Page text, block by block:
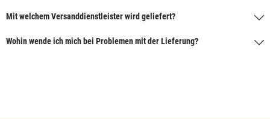
Mit welchem Versanddienstleister wird geliefert?
Wohin wende ich mich bei Problemen mit der Lieferung?